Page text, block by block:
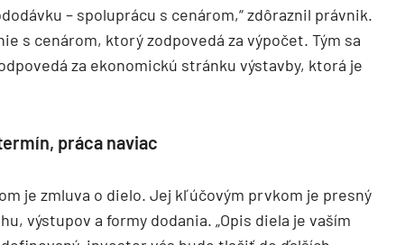
– spoluprácu s cenárom,“ zdôraznil právnik.
s cenárom, ktorý zodpovedá za výpočet. Tým sa
za ekonomickú stránku výstavby, ktorá je
práca naviac
je zmluva o dielo. Jej kľúčovým prvkom je presný
výstupov a formy dodania. „Opis diela je vaším